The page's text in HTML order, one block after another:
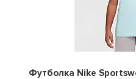
Футболка Nike